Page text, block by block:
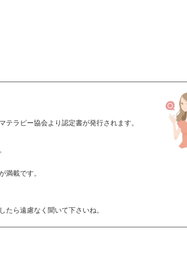
ラピー協会より認定書が発行されます。
満載です。
ら遠慮なく聞いて下さいね。